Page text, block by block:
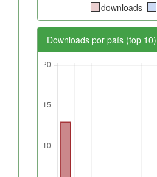
downloads
Downloads por país (top 10)